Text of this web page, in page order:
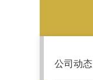
公司动态